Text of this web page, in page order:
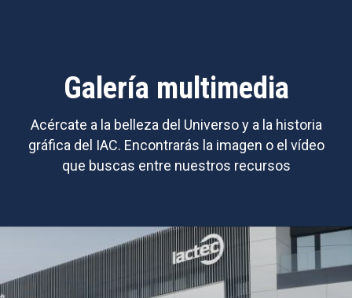
Galería multimedia
Acércate a la belleza del Universo y a la historia
gráfica del IAC. Encontrarás la imagen o el vídeo
que buscas entre nuestros recursos